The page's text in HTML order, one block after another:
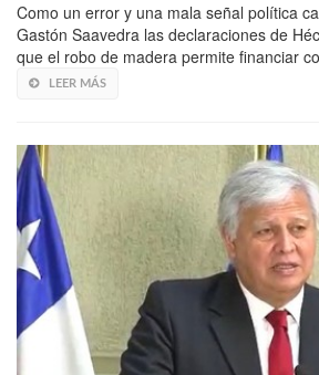
Como un error y una mala señal política
Gastón Saavedra las declaraciones de
que el robo de madera permite financiar
LEER MÁS